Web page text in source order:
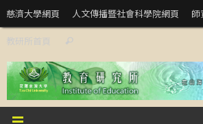
Skip
to
content
慈濟大學網頁 人文傳播暨社會科學院網頁 師
教研所首頁 Search